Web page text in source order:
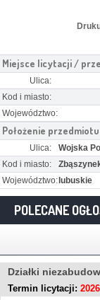
Miejsce licytacji /
Ulica:
Kod i miasto:
Województwo:
Położenie
Ulica:
Wojska
Kod i miasto:
Województwo:lubuskie
POLECANE
Działki
Termin licytacji: